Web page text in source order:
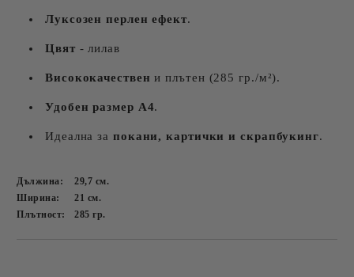
Луксозен перлен ефект.
Цвят - лилав
Висококачествен и плътен (285 гр./м²).
Удобен размер A4.
Идеална за покани, картички и скрапбукинг.
Дължина: 29,7 см.
Ширина:
21 см.
Плътност:
285гр.